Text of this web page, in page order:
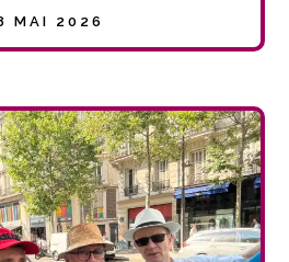
MAI 2026